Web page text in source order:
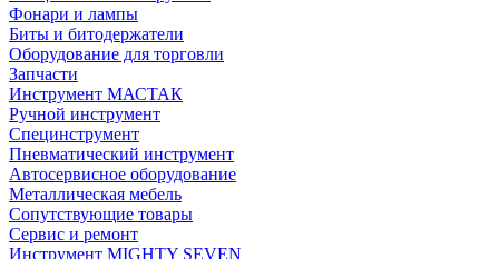
Фонари и лампы
Биты и битодержатели
Оборудование для торговли
Запчасти
Инструмент МАСТАК
Ручной инструмент
Специнструмент
Пневматический инструмент
Автосервисное оборудование
Металлическая мебель
Сопутствующие товары
Сервис и ремонт
Инструмент MIGHTY SEVEN